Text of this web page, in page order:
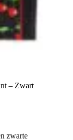
– Zwart
zwarte